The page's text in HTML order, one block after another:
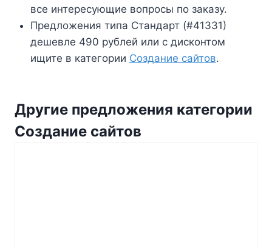
все интересующие вопросы по заказу.
Предложения типа Стандарт (#41331)
дешевле 490 рублей или с дисконтом
ищите в категории Создание сайтов.
Другие предложения категории
Создание сайтов